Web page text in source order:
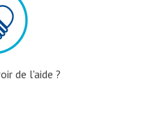
de l'aide ?